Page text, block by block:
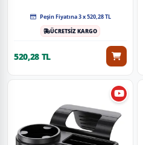
Peşin Fiyatına 3 x 520,28 TL
ÜCRETSİZ KARGO
520,28 TL